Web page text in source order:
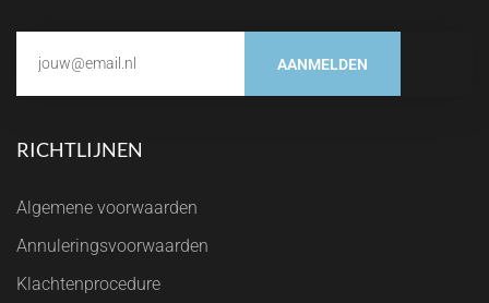
AANMELDEN
RICHTLIJNEN
Algemene voorwaarden
Annuleringsvoorwaarden
Klachtenprocedure